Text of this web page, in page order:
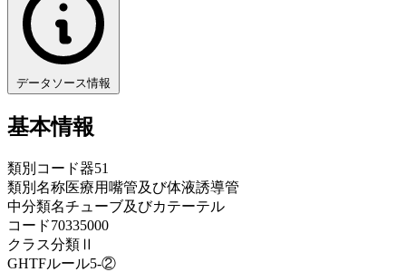
データソース情報
基本情報
類別コード器51
類別名称医療用嘴管及び体液誘導管
中分類名チューブ及びカテーテル
コード70335000
クラス分類 Ⅱ
GHTFルール5-②